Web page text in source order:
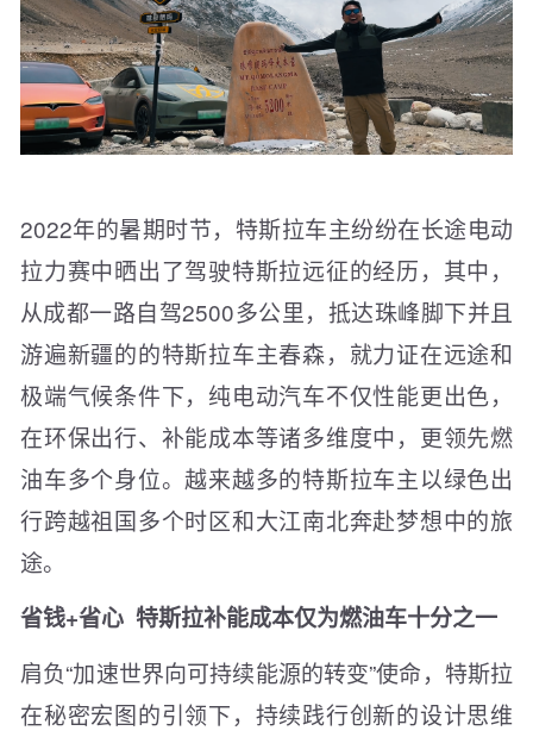
2022年的暑期时节，特斯拉车主纷纷在长途电动
拉力赛中晒出了驾驶特斯拉远征的经历，其中，
从成都一路自驾2500多公里，抵达珠峰脚下并且
游遍新疆的的特斯拉车主春森，就力证在远途和
极端气候条件下，纯电动汽车不仅性能更出色，
在环保出行、补能成本等诸多维度中，更领先燃
油车多个身位。越来越多的特斯拉车主以绿色出
行跨越祖国多个时区和大江南北奔赴梦想中的旅
途。
省钱+省心 特斯拉补能成本仅为燃油车十分之一
肩负“加速世界向可持续能源的转变”使命，特斯拉
在秘密宏图的引领下，持续践行创新的设计思维